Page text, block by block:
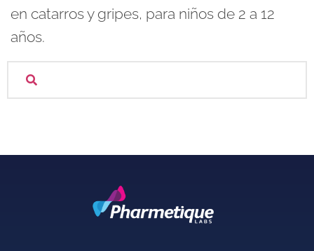
en catarros y gripes, para niños de 2 a 12
años.